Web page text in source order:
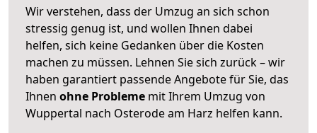
Wir verstehen, dass der Umzug an sich schon
stressig genug ist, und wollen Ihnen dabei
helfen, sich keine Gedanken über die Kosten
machen zu müssen. Lehnen Sie sich zurück – wir
haben garantiert passende Angebote für Sie, das
Ihnen ohne Probleme mit Ihrem Umzug von
Wuppertal nach Osterode am Harz helfen kann.